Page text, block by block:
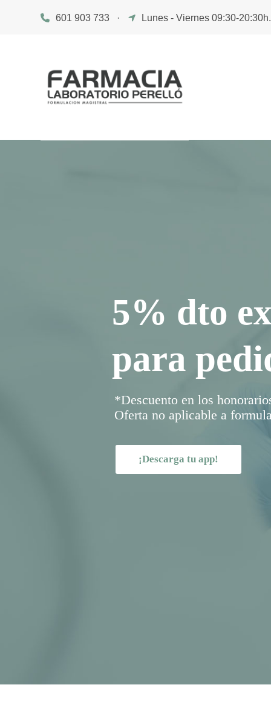
601 903 733 · Lunes - Viernes 09:30-
5% dto
para
¡Descarga tu app!
*Descuento en los
Oferta no aplicable a